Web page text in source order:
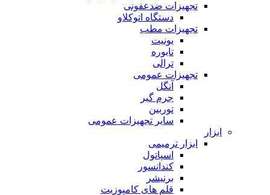
تجهیزات ضدعفونی
دستگاه اتوکلاو
تجهیزات مطب
یونیت
تابوره
ترالی
تجهیزات عمومی
آنگل
جرم گیر
توربین
سایر تجهیزات عمومی
ابزار
ابزار ترمیمی
اسپاتول
کندانسور
برنیشر
قلم های کامپوزیت